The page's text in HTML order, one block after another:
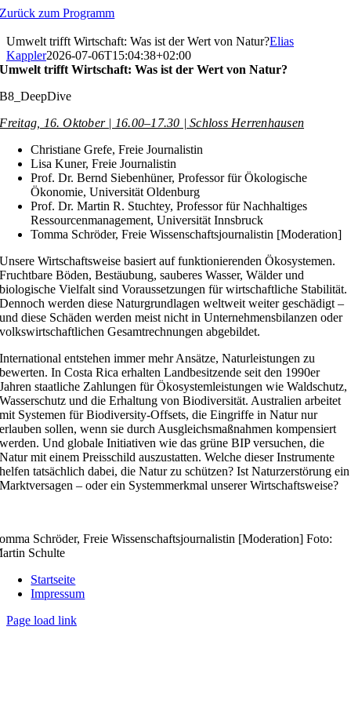
Zum
springen
Zurück zum Programm
Umwelt trifft Wirtschaft: Was ist der Wert von Natur?Elias
Kappler2026-07-06T15:04:38+02:00
Umwelt trifft Wirtschaft: Was ist der Wert von Natur?
B8_DeepDive
Freitag, 16. Oktober | 16.00–17.30 | Schloss Herrenhausen
Christiane Grefe, Freie Journalistin
Lisa Kuner, Freie Journalistin
Prof. Dr. Bernd Siebenhüner, Professor für Ökologische
Ökonomie, Universität Oldenburg
Prof. Dr. Martin R. Stuchtey, Professor für Nachhaltiges
Ressourcenmanagement, Universität Innsbruck
Tomma Schröder, Freie Wissenschaftsjournalistin [Moderation]
Unsere Wirtschaftsweise basiert auf funktionierenden Ökosystemen.
Fruchtbare Böden, Bestäubung, sauberes Wasser, Wälder und
biologische Vielfalt sind Voraussetzungen für wirtschaftliche Stabilität.
Dennoch werden diese Naturgrundlagen weltweit weiter geschädigt –
und diese Schäden werden meist nicht in Unternehmensbilanzen oder
volkswirtschaftlichen Gesamtrechnungen abgebildet.
International entstehen immer mehr Ansätze, Naturleistungen zu
bewerten. In Costa Rica erhalten Landbesitzende seit den 1990er
Jahren staatliche Zahlungen für Ökosystemleistungen wie Waldschutz,
Wasserschutz und die Erhaltung von Biodiversität. Australien arbeitet
mit Systemen für Biodiversity-Offsets, die Eingriffe in Natur nur
erlauben sollen, wenn sie durch Ausgleichsmaßnahmen kompensiert
werden. Und globale Initiativen wie das grüne BIP versuchen, die
Natur mit einem Preisschild auszustatten. Welche dieser Instrumente
helfen tatsächlich dabei, die Natur zu schützen? Ist Naturzerstörung ein
Marktversagen – oder ein Systemmerkmal unserer Wirtschaftsweise?
Schröder, Freie Wissenschaftsjournalistin [Moderation] Foto:
Schulte
Startseite
Impressum
Page load link